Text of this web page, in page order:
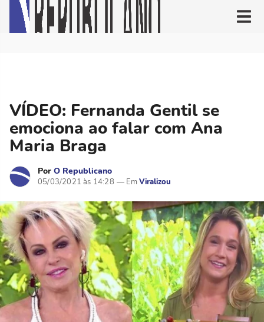
VÍDEO: Fernanda Gentil se
emociona ao falar com Ana
Maria Braga
Por O Republicano
05/03/2021 às 14:28 Viralizou